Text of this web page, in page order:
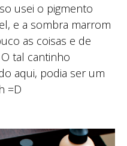
usei o pigmento
e a sombra marrom
as coisas e de
tal cantinho
aqui, podia ser um
=D